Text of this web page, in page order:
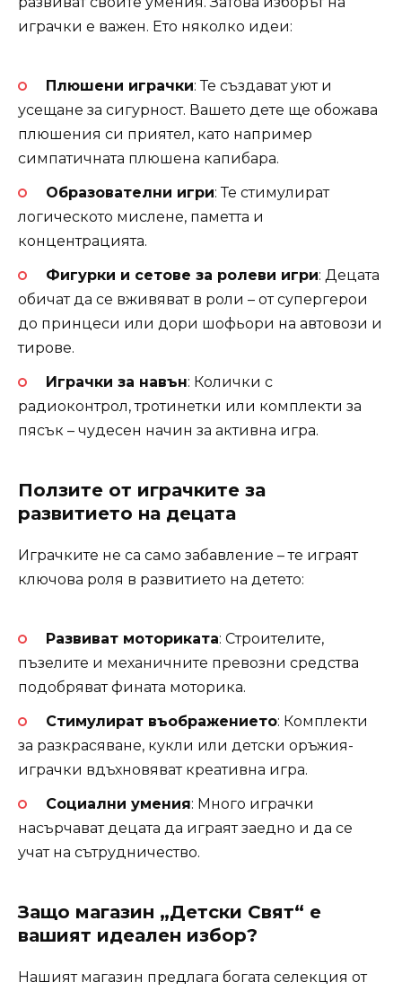
играчки е важен. Ето няколко идеи:
Плюшени играчки: Те създават уют и
усещане за сигурност. Вашето дете ще обожава
плюшения си приятел, като например
симпатичната плюшена капибара.
Образователни игри: Те стимулират
логическото мислене, паметта и
концентрацията.
Фигурки и сетове за ролеви игри: Децата
обичат да се вживяват в роли – от супергерои
до принцеси или дори шофьори на автовози и
тирове.
Играчки за навън: Колички с
радиоконтрол, тротинетки или комплекти за
пясък – чудесен начин за активна игра.
Ползите от играчките за
развитието на децата
Играчките не са само забавление – те играят
ключова роля в развитието на детето:
Развиват моториката: Строителите,
пъзелите и механичните превозни средства
подобряват фината моторика.
Стимулират въображението: Комплекти
за разкрасяване, кукли или детски оръжия-
играчки вдъхновяват креативна игра.
Социални умения: Много играчки
насърчават децата да играят заедно и да се
учат на сътрудничество.
Защо магазин „Детски Свят“ е
вашият идеален избор?
Нашият магазин предлага богата селекция от